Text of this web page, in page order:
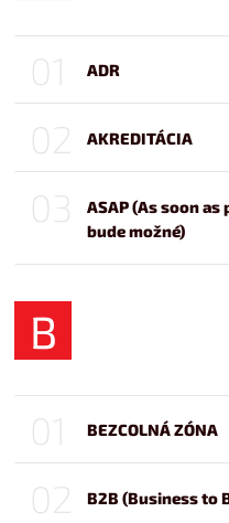
01 ADR
02 AKREDITÁCIA
03
ASAP (As soon
bude možné)
B
01 BEZCOLNÁ ZÓNA
02 B2B (Business to